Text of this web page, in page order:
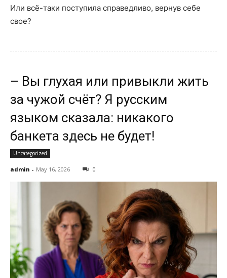
Или всё-таки поступила справедливо, вернув себе
свое?
– Вы глухая или привыкли жить
за чужой счёт? Я русским
языком сказала: никакого
банкета здесь не будет!
Uncategorized
admin - May 16, 2026 0